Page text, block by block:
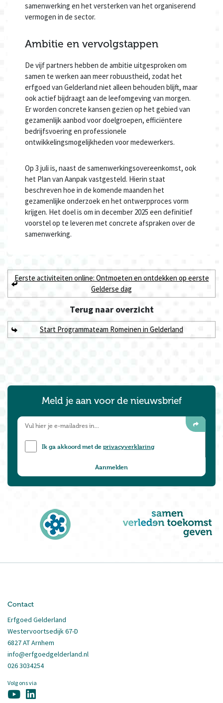
samenwerking en het versterken van het organiserend
vermogen in de sector.
Ambitie en vervolgstappen
De vijf partners hebben de ambitie uitgesproken om
samen te werken aan meer robuustheid, zodat het
erfgoed van Gelderland niet alleen behouden blijft, maar
ook actief bijdraagt aan de leefomgeving van morgen.
Er worden concrete kansen gezien op het gebied van
gezamenlijk aanbod voor doelgroepen, efficiëntere
bedrijfsvoering en professionele
ontwikkelingsmogelijkheden voor medewerkers.
Op 3 juli is, naast de samenwerkingsovereenkomst, ook
het Plan van Aanpak vastgesteld. Hierin staat
beschreven hoe in de komende maanden het
gezamenlijke onderzoek en het ontwerpproces vorm
krijgen. Het doel is om in december 2025 een definitief
voorstel op te leveren met concrete afspraken over de
samenwerking.
Eerste activiteiten online: Ontmoeten en ontdekken op eerste
Gelderse dag
Terug naaroverzicht
Start Programmateam Romeinen in Gelderland
Meld je aan voor de nieuwsbrief
Ik ga akkoord met deprivacyverklaring
Contact
Erfgoed Gelderland
Westervoortsedijk 67-D
6827 AT Arnhem
info@erfgoedgelderland.nl
026 3034254
Volg ons via